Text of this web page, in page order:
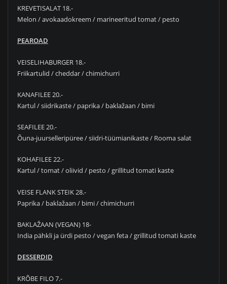
KREVETISALAT 18.-
Melon / avokaadokreem / marineeritud tomat / pesto
PEAROAD
VEISELIHABURGER 18.-
Friikartulid / cheddar / chimichurri
KANAFILEE 20.-
Kartul / siidrikaste / paprika / baklažaan / bimi
SEAFILEE 20.-
Õuna-juurselleripüree / siidri-tüümianikaste / Rooma salat
KOHAFILEE 22.-
Kartul / tomat / oliivid / pesto / grillitud tomati kaste
VEISE FLANK STEIK 28.-
Paprika / baklažaan / bimi / chimichurri
BAKLAŽAAN (VEGAN) 18-
India pähkli ja ürdi pesto / vegan feta / grillitud tomati kaste
DESSERDID
KRÕBE FILO 7.-